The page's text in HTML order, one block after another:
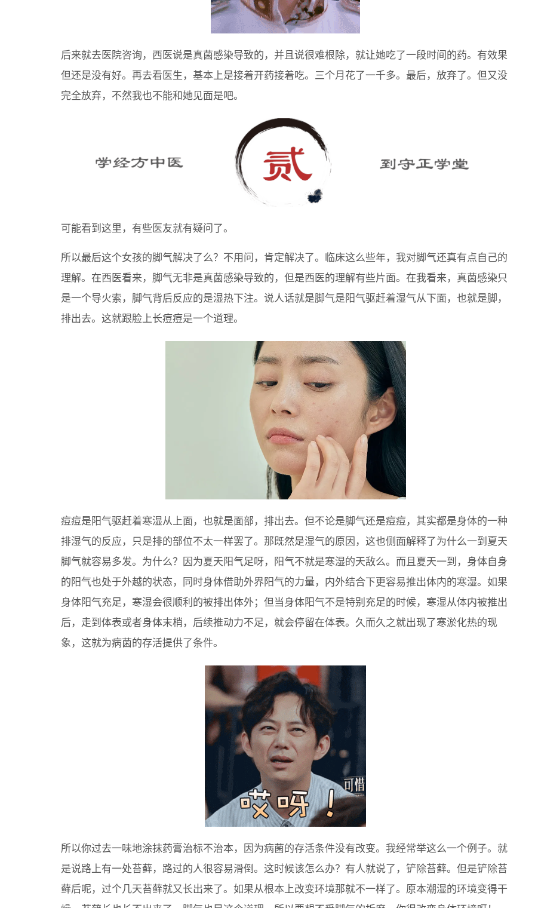
后来就去医院咨询，西医说是真菌感染导致的，并且说很难根除，就让她吃了一段时间的药。有效果
但还是没有好。再去看医生，基本上是接着开药接着吃。三个月花了一千多。最后，放弃了。但又没
完全放弃，不然我也不能和她见面是吧。
可能看到这里，有些医友就有疑问了。
所以最后这个女孩的脚气解决了么？不用问，肯定解决了。临床这么些年，我对脚气还真有点自己的
理解。在西医看来，脚气无非是真菌感染导致的，但是西医的理解有些片面。在我看来，真菌感染只
是一个导火索，脚气背后反应的是湿热下注。说人话就是脚气是阳气驱赶着湿气从下面，也就是脚，
排出去。这就跟脸上长痘痘是一个道理。
痘痘是阳气驱赶着寒湿从上面，也就是面部，排出去。但不论是脚气还是痘痘，其实都是身体的一种
排湿气的反应，只是排的部位不太一样罢了。那既然是湿气的原因，这也侧面解释了为什么一到夏天
脚气就容易多发。为什么？因为夏天阳气足呀，阳气不就是寒湿的天敌么。而且夏天一到，身体自身
的阳气也处于外越的状态，同时身体借助外界阳气的力量，内外结合下更容易推出体内的寒湿。如果
身体阳气充足，寒湿会很顺利的被排出体外；但当身体阳气不是特别充足的时候，寒湿从体内被推出
后，走到体表或者身体末梢，后续推动力不足，就会停留在体表。久而久之就出现了寒淤化热的现
象，这就为病菌的存活提供了条件。
所以你过去一味地涂抹药膏治标不治本，因为病菌的存活条件没有改变。我经常举这么一个例子。就
是说路上有一处苔藓，路过的人很容易滑倒。这时候该怎么办？有人就说了，铲除苔藓。但是铲除苔
藓后呢，过个几天苔藓就又长出来了。如果从根本上改变环境那就不一样了。原本潮湿的环境变得干